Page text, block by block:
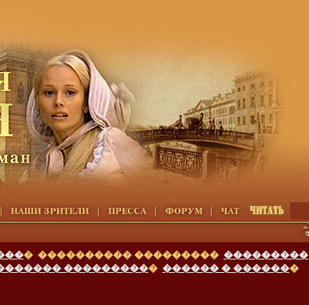
� ���������� ��������� ���������
���������� ������ � �������